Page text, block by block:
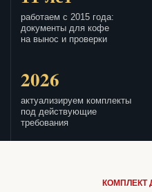
работаем с 2015 года:
документы для кофе
на вынос и проверки
2026
актуализируем комплекты
под действующие
требования
КОМПЛЕКТ